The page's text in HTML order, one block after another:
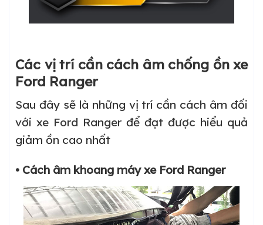
Các vị trí cần cách âm chống ồn xe
Ford Ranger
Sau đây sẽ là những vị trí cần cách âm đối
với xe Ford Ranger để đạt được hiểu quả
giảm ồn cao nhất
• Cách âm khoang máy xe Ford Ranger